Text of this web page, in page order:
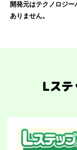
開発元はテクノロジ
ありません。
Lス